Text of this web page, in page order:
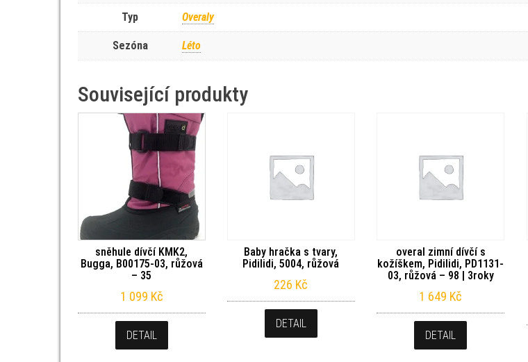
Typ Overaly
Sezóna Léto
Související produkty
sněhule dívčí KMK2,
Bugga, B00175-03, růžová
– 35
1 099 Kč
DETAIL
Baby hračka s tvary,
Pidilidi, 5004, růžová
226 Kč
DETAIL
overal zimní dívčí s
kožíškem, Pidilidi, PD1131-
03, růžová – 98 | 3roky
1 649 Kč
DETAIL